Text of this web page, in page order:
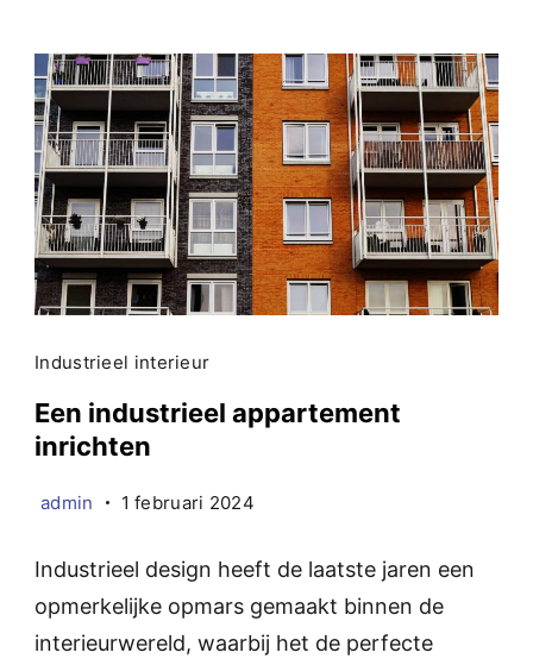
Industrieel interieur
Een industrieel appartement
inrichten
admin 1 februari 2024
Industrieel design heeft de laatste jaren een
opmerkelijke opmars gemaakt binnen de
interieurwereld, waarbij het de perfecte